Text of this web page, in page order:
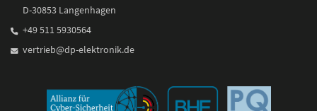
D-30853 Langenhagen
+49 511 5930564
vertrieb@dp-elektronik.de